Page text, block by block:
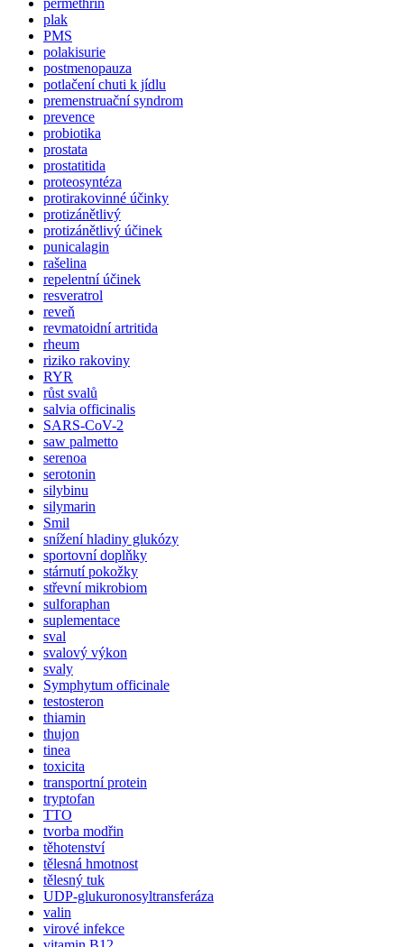
permethrin
plak
PMS
polakisurie
postmenopauza
potlačení chuti k jídlu
premenstruační syndrom
prevence
probiotika
prostata
prostatitida
proteosyntéza
protirakovinné účinky
protizánětlivý
protizánětlivý účinek
punicalagin
rašelina
repelentní účinek
resveratrol
reveň
revmatoidní artritida
rheum
riziko rakoviny
RYR
růst svalů
salvia officinalis
SARS-CoV-2
saw palmetto
serenoa
serotonin
silybinu
silymarin
Smil
snížení hladiny glukózy
sportovní doplňky
stárnutí pokožky
střevní mikrobiom
sulforaphan
suplementace
sval
svalový výkon
svaly
Symphytum officinale
testosteron
thiamin
thujon
tinea
toxicita
transportní protein
tryptofan
TTO
tvorba modřin
těhotenství
tělesná hmotnost
tělesný tuk
UDP-glukuronosyltransferáza
valin
virové infekce